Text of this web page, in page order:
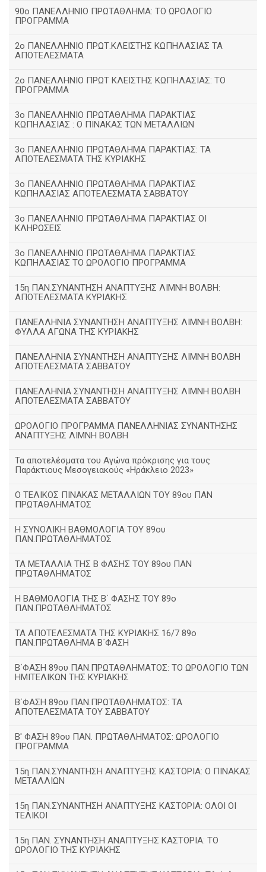
90ο ΠΑΝΕΛΛΗΝΙΟ ΠΡΩΤΑΘΛΗΜΑ: ΤΟ ΩΡΟΛΟΓΙΟ
ΠΡΟΓΡΑΜΜΑ
2ο ΠΑΝΕΛΛΗΝΙΟ ΠΡΩΤ.ΚΛΕΙΣΤΗΣ ΚΩΠΗΛΑΣΙΑΣ ΤΑ
ΑΠΟΤΕΛΕΣΜΑΤΑ
2ο ΠΑΝΕΛΛΗΝΙΟ ΠΡΩΤ ΚΛΕΙΣΤΗΣ ΚΩΠΗΛΑΣΙΑΣ: ΤΟ
ΠΡΟΓΡΑΜΜΑ
3ο ΠΑΝΕΛΛΗΝΙΟ ΠΡΩΤΑΘΛΗΜΑ ΠΑΡΑΚΤΙΑΣ
ΚΩΠΗΛΑΣΙΑΣ : Ο ΠΙΝΑΚΑΣ ΤΩΝ ΜΕΤΑΛΛΙΩΝ
3o ΠΑΝΕΛΛΗΝΙΟ ΠΡΩΤΑΘΛΗΜΑ ΠΑΡΑΚΤΙΑΣ: ΤΑ
ΑΠΟΤΕΛΕΣΜΑΤΑ ΤΗΣ ΚΥΡΙΑΚΗΣ
3ο ΠΑΝΕΛΛΗΝΙΟ ΠΡΩΤΑΘΛΗΜΑ ΠΑΡΑΚΤΙΑΣ
ΚΩΠΗΛΑΣΙΑΣ ΑΠΟΤΕΛΕΣΜΑΤΑ ΣΑΒΒΑΤΟΥ
3ο ΠΑΝΕΛΛΗΝΙΟ ΠΡΩΤΑΘΛΗΜΑ ΠΑΡΑΚΤΙΑΣ ΟΙ
ΚΛΗΡΩΣΕΙΣ
3ο ΠΑΝΕΛΛΗΝΙΟ ΠΡΩΤΑΘΛΗΜΑ ΠΑΡΑΚΤΙΑΣ
ΚΩΠΗΛΑΣΙΑΣ ΤΟ ΩΡΟΛΟΓΙΟ ΠΡΟΓΡΑΜΜΑ
15η ΠΑΝ.ΣΥΝΑΝΤΗΣΗ ΑΝΑΠΤΥΞΗΣ ΛΙΜΝΗ ΒΟΛΒΗ:
ΑΠΟΤΕΛΕΣΜΑΤΑ ΚΥΡΙΑΚΗΣ
ΠΑΝΕΛΛΗΝΙΑ ΣΥΝΑΝΤΗΣΗ ΑΝΑΠΤΥΞΗΣ ΛΙΜΝΗ ΒΟΛΒΗ:
ΦΥΛΛΑ ΑΓΩΝΑ ΤΗΣ ΚΥΡΙΑΚΗΣ
ΠΑΝΕΛΛΗΝΙΑ ΣΥΝΑΝΤΗΣΗ ΑΝΑΠΤΥΞΗΣ ΛΙΜΝΗ ΒΟΛΒΗ
ΑΠΟΤΕΛΕΣΜΑΤΑ ΣΑΒΒΑΤΟΥ
ΠΑΝΕΛΛΗΝΙΑ ΣΥΝΑΝΤΗΣΗ ΑΝΑΠΤΥΞΗΣ ΛΙΜΝΗ ΒΟΛΒΗ
ΑΠΟΤΕΛΕΣΜΑΤΑ ΣΑΒΒΑΤΟΥ
ΩΡΟΛΟΓΙΟ ΠΡΟΓΡΑΜΜΑ ΠΑΝΕΛΛΗΝΙΑΣ ΣΥΝΑΝΤΗΣΗΣ
ΑΝΑΠΤΥΞΗΣ ΛΙΜΝΗ ΒΟΛΒΗ
Τα αποτελέσματα του Αγώνα πρόκρισης για τους
Παράκτιους Μεσογειακούς «Ηράκλειο 2023»
Ο ΤΕΛΙΚΟΣ ΠΙΝΑΚΑΣ ΜΕΤΑΛΛΙΩΝ ΤΟΥ 89ου ΠΑΝ
ΠΡΩΤΑΘΛΗΜΑΤΟΣ
Η ΣΥΝΟΛΙΚΗ ΒΑΘΜΟΛΟΓΙΑ ΤΟΥ 89ου
ΠΑΝ.ΠΡΩΤΑΘΛΗΜΑΤΟΣ
ΤΑ ΜΕΤΑΛΛΙΑ ΤΗΣ Β ΦΑΣΗΣ ΤΟΥ 89ου ΠΑΝ
ΠΡΩΤΑΘΛΗΜΑΤΟΣ
H ΒΑΘΜΟΛΟΓΙΑ ΤΗΣ Β΄ ΦΑΣΗΣ ΤΟΥ 89ο
ΠΑΝ.ΠΡΩΤΑΘΛΗΜΑΤΟΣ
ΤΑ ΑΠΟΤΕΛΕΣΜΑΤΑ ΤΗΣ ΚΥΡΙΑΚΗΣ 16/7 89ο
ΠΑΝ.ΠΡΩΤΑΘΛΗΜΑ Β΄ΦΑΣΗ
Β΄ΦΑΣΗ 89ου ΠΑΝ.ΠΡΩΤΑΘΛΗΜΑΤΟΣ: ΤΟ ΩΡΟΛΟΓΙΟ ΤΩΝ
ΗΜΙΤΕΛΙΚΩΝ ΤΗΣ ΚΥΡΙΑΚΗΣ
Β΄ΦΑΣΗ 89ου ΠΑΝ.ΠΡΩΤΑΘΛΗΜΑΤΟΣ: ΤΑ
ΑΠΟΤΕΛΕΣΜΑΤΑ ΤΟΥ ΣΑΒΒΑΤΟΥ
Β' ΦΑΣΗ 89ου ΠΑΝ. ΠΡΩΤΑΘΛΗΜΑΤΟΣ: ΩΡΟΛΟΓΙΟ
ΠΡΟΓΡΑΜΜΑ
15η ΠΑΝ.ΣΥΝΑΝΤΗΣΗ ΑΝΑΠΤΥΞΗΣ ΚΑΣΤΟΡΙΑ: Ο ΠΙΝΑΚΑΣ
ΜΕΤΑΛΛΙΩΝ
15η ΠΑΝ.ΣΥΝΑΝΤΗΣΗ ΑΝΑΠΤΥΞΗΣ ΚΑΣΤΟΡΙΑ: ΟΛΟΙ ΟΙ
ΤΕΛΙΚΟΙ
15η ΠΑΝ. ΣΥΝΑΝΤΗΣΗ ΑΝΑΠΤΥΞΗΣ ΚΑΣΤΟΡΙΑ: ΤΟ
ΩΡΟΛΟΓΙΟ ΤΗΣ ΚΥΡΙΑΚΗΣ